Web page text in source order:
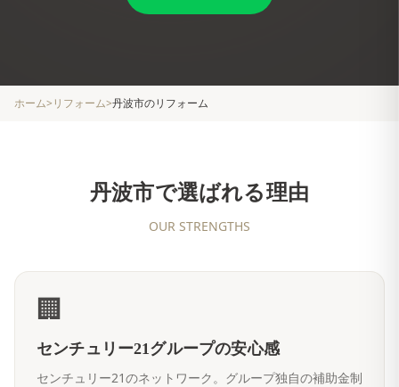
ホーム> リフォーム>丹波市のリフォーム
丹波市で選ばれる理由
OUR STRENGTHS
🏢
センチュリー21グループの安心感
センチュリー21のネットワーク。グループ独自の補助金制